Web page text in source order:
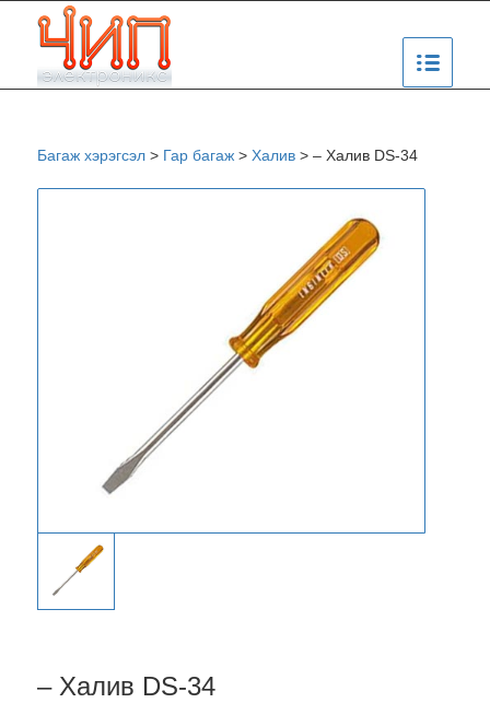
Багаж хэрэгсэл> Гар багаж> Халив> – Халив DS-34
– Халив DS-34